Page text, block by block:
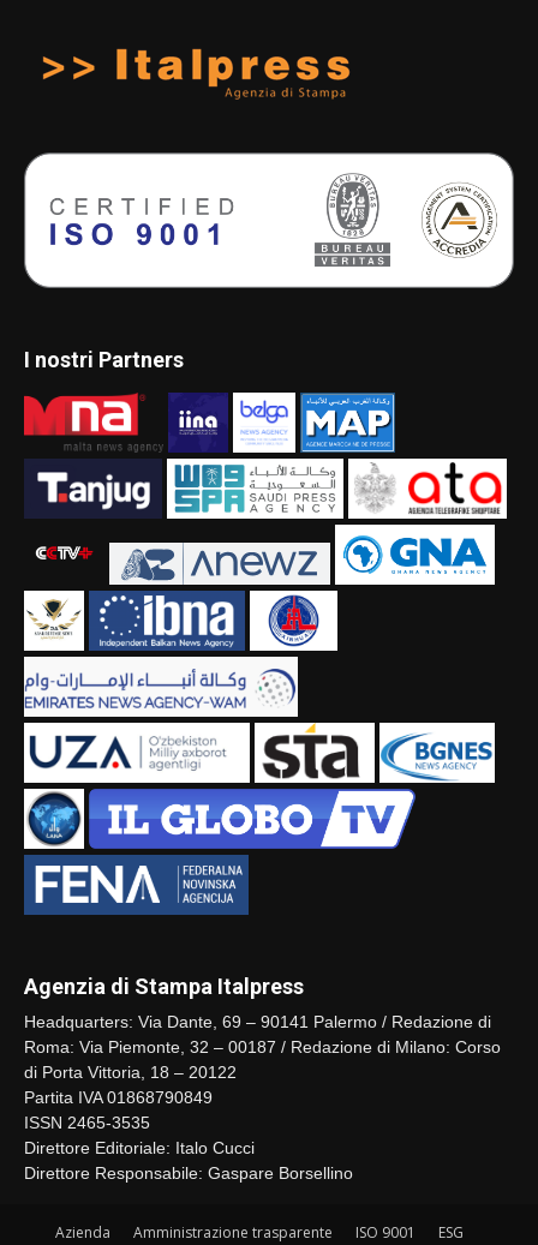
I nostri Partners
Agenzia di Stampa Italpress
Headquarters: Via Dante, 69 – 90141 Palermo / Redazione di
Roma: Via Piemonte, 32 – 00187 / Redazione di Milano: Corso
di Porta Vittoria, 18 – 20122
Partita IVA 01868790849
ISSN 2465-3535
Direttore Editoriale: Italo Cucci
Direttore Responsabile: Gaspare Borsellino
Azienda Amministrazione trasparente ISO 9001 ESG